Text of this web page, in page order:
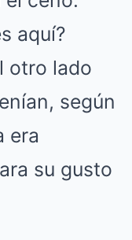
aquí?
otro lado
según
era
su gusto